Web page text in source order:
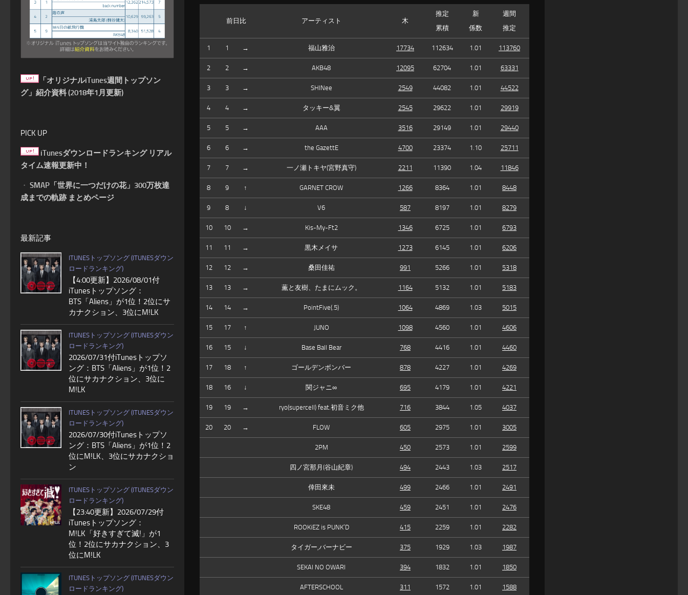
前日比 アーティスト 木
推定
累積
新
係数
週間
推定
1 1 → 福山雅治 17734 112634 1.01 113760
2 2 → AKB48 12095 62704 1.01 63331
3 3 → SHINee 2549 44082 1.01 44522
4 4 → タッキー&翼 2545 29622 1.01 29919
5 5 → AAA 3516 29149 1.01 29440
6 6 → the GazettE 4700 23374 1.10 25711
7 7 → 一ノ瀬トキヤ(宮野真守) 2211 11390 1.04 11846
8 9 ↑ GARNET CROW 1266 8364 1.01 8448
9 8 ↓ V6 587 8197 1.01 8279
10 10 → Kis-My-Ft2 1346 6725 1.01 6793
11 11 → 黒木メイサ 1273 6145 1.01 6206
12 12 → 桑田佳祐 991 5266 1.01 5318
13 13 → 薫と友樹、たまにムック。 1164 5132 1.01 5183
14 14 → PointFive(.5) 1064 4869 1.03 5015
15 17 ↑ JUNO 1098 4560 1.01 4606
16 15 ↓ Base Ball Bear 768 4416 1.01 4460
17 18 ↑ ゴールデンボンバー 878 4227 1.01 4269
18 16 ↓ 関ジャニ∞ 695 4179 1.01 4221
19 19 → ryo(supercell) feat.初音ミク他 716 3844 1.05 4037
20 20 → FLOW 605 2975 1.01 3005
2PM 450 2573 1.01 2599
四ノ宮那月(谷山紀章) 494 2443 1.03 2517
倖田來未 499 2466 1.01 2491
SKE48 459 2451 1.01 2476
ROOKiEZ is PUNK’D 415 2259 1.01 2282
タイガー,バーナビー 375 1929 1.03 1987
SEKAI NO OWARI 394 1832 1.01 1850
AFTERSCHOOL 311 1572 1.01 1588
「オリジナルiTunes週間トップソン
グ」紹介資料 (2018年1月更新)
PICK UP
iTunesダウンロードランキング リアル
タイム速報更新中！
・ SMAP「世界に一つだけの花」300万枚達
成までの軌跡 まとめページ
最新記事
ITUNESトップソング (ITUNESダウン
ロードランキング)
【4:00更新】2026/08/01付
iTunesトップソング：
BTS「Aliens」が1位！2位にサ
カナクション、3位にM!LK
ITUNESトップソング (ITUNESダウン
ロードランキング)
2026/07/31付iTunesトップソ
ング：BTS「Aliens」が1位！2
位にサカナクション、3位に
M!LK
ITUNESトップソング (ITUNESダウン
ロードランキング)
2026/07/30付iTunesトップソ
ング：BTS「Aliens」が1位！2
位にM!LK、3位にサカナクショ
ン
ITUNESトップソング (ITUNESダウン
ロードランキング)
【23:40更新】2026/07/29付
iTunesトップソング：
M!LK「好きすぎて滅!」が1
位！2位にサカナクション、3
位にM!LK
ITUNESトップソング (ITUNESダウン
ロードランキング)